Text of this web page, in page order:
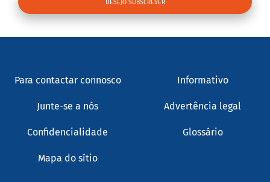
Para contactar connosco Informativo
Junte-se a nós Advertência legal
Confidencialidade Glossário
Mapa do sítio